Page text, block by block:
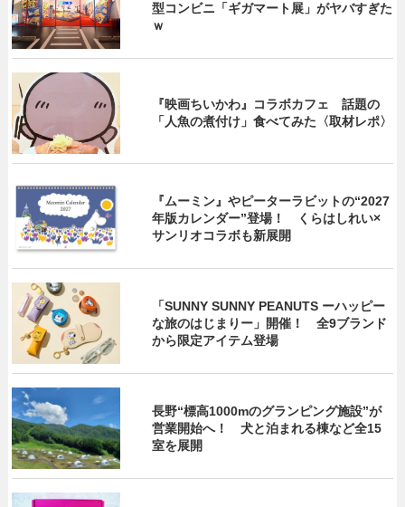
型コンビニ「ギガマート展」がヤバすぎた
ｗ
『映画ちいかわ』コラボカフェ 話題の
「人魚の煮付け」食べてみた〈取材レポ〉
『ムーミン』やピーターラビットの“2027
年版カレンダー”登場！ くらはしれい×
サンリオコラボも新展開
「SUNNY SUNNY PEANUTS ーハッピー
な旅のはじまりー」開催！ 全9ブランド
から限定アイテム登場
長野“標高1000mのグランピング施設”が
営業開始へ！ 犬と泊まれる棟など全15
室を展開